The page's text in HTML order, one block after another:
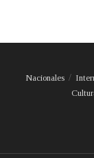
Nacionales